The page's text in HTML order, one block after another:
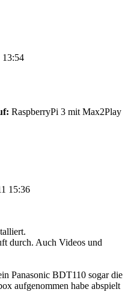
13:54
RaspberryPi 3 mit Max2Play
15:36
durch. Auch Videos und
Panasonic BDT110 sogar die
aufgenommen habe abspielt